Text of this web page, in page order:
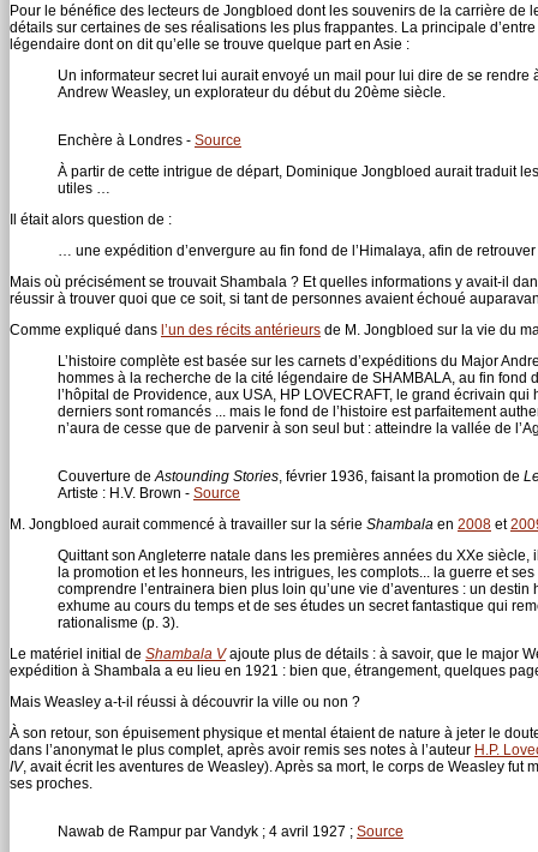
Pour le bénéfice des lecteurs de Jongbloed dont les souvenirs de la carrière
détails sur certaines de ses réalisations les plus frappantes. La principale
légendaire dont on dit qu’elle se trouve quelque part en Asie :
Un informateur secret lui aurait envoyé un mail pour lui dire de se
Andrew Weasley, un explorateur du début du 20ème siècle.
Enchère à Londres - Source
À partir de cette intrigue de départ, Dominique Jongbloed aurait traduit
utiles …
Il était alors question de :
… une expédition d’envergure au fin fond de l’Himalaya, afin de
Mais où précisément se trouvait Shambala ? Et quelles informations y avait-il
réussir à trouver quoi que ce soit, si tant de personnes avaient échoué
Comme expliqué dans l’un des récits antérieurs de M. Jongbloed sur la vie du
L’histoire complète est basée sur les carnets d’expéditions du Major
hommes à la recherche de la cité légendaire de SHAMBALA, au fin fond
l’hôpital de Providence, aux USA, HP LOVECRAFT, le grand écrivain
derniers sont romancés ... mais le fond de l’histoire est parfaitement
n’aura de cesse que de parvenir à son seul but : atteindre la vallée de
Couverture de Astounding Stories , février 1936, faisant la promotion de
Artiste : H.V. Brown - Source
M. Jongbloed aurait commencé à travailler sur la série Shambala en 2008 et
Quittant son Angleterre natale dans les premières années du XXe
la promotion et les honneurs, les intrigues, les complots... la guerre et
comprendre l’entrainera bien plus loin qu’une vie d’aventures : un
exhume au cours du temps et de ses études un secret fantastique qui
rationalisme (p. 3).
Le matériel initial de Shambala Vajoute plus de détails : à savoir, que le major
expédition à Shambala a eu lieu en 1921 : bien que, étrangement, quelques
Mais Weasley a-t-il réussi à découvrir la ville ou non ?
À son retour, son épuisement physique et mental étaient de nature à jeter le
dans l’anonymat le plus complet, après avoir remis ses notes à l’auteur H.P.
IV, avait écrit les aventures de Weasley). Après sa mort, le corps de Weasley
ses proches.
Nawab de Rampur par Vandyk ; 4 avril 1927 ; Source